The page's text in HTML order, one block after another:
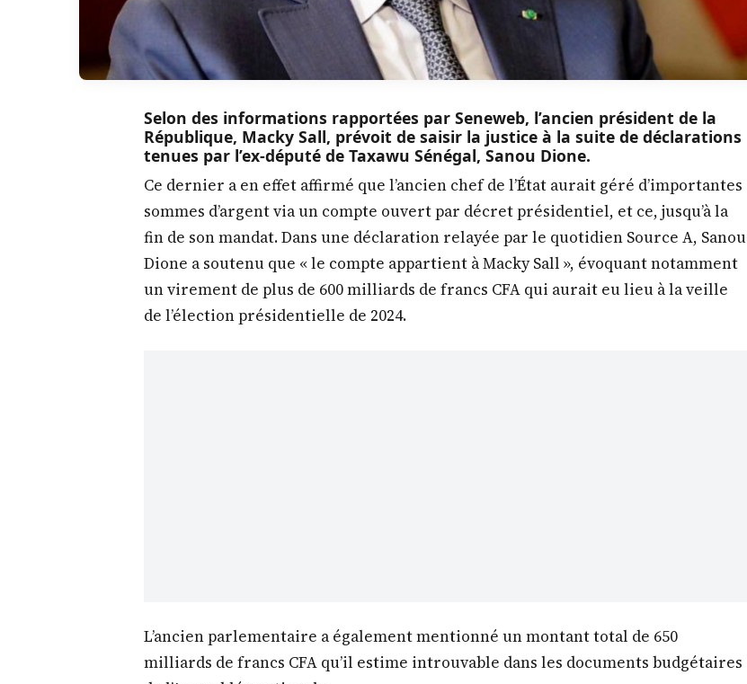
Selon des informations rapportées par Seneweb, l’ancien président de la
République, Macky Sall, prévoit de saisir la justice à la suite de déclarations
tenues par l’ex-député de Taxawu Sénégal, Sanou Dione.
Ce dernier a en effet affirmé que l’ancien chef de l’État aurait géré d’importantes
sommes d’argent via un compte ouvert par décret présidentiel, et ce, jusqu’à la
fin de son mandat. Dans une déclaration relayée par le quotidien Source A, Sanou
Dione a soutenu que « le compte appartient à Macky Sall », évoquant notamment
un virement de plus de 600 milliards de francs CFA qui aurait eu lieu à la veille
de l’élection présidentielle de 2024.
L’ancien parlementaire a également mentionné un montant total de 650
milliards de francs CFA qu’il estime introuvable dans les documents budgétaires